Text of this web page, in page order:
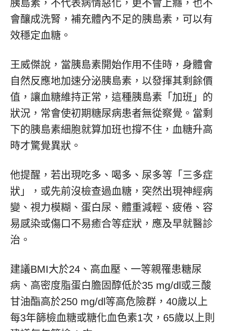
胰島素，不代表病情惡化，更不會上癮，也不
會釀成洗腎，補充體內不足的胰島素，可以有
效穩定血糖。
王威傑說，當胰島素開始作用不佳時，身體會
自然反應地加速分泌胰島素，以發揮其剩餘價
值，讓血糖維持正常，這種胰島素「加班」的
狀況，常會使初期糖尿病患者無從察覺。當剩
下的胰島素細胞就算加班也撐不住，血糖升高
時才驚覺異狀。
他提醒，若出現吃多、喝多、尿多等「三多症
狀」，或先前沒檢查過血糖，突然出現神經病
變、視力模糊、蛋白尿、體重減輕、疲倦、容
易感染或傷口不易癒合等症狀，應及早就醫診
治。
建議BMI大於24、高血壓、一等親罹患糖尿
病、高密度脂蛋白膽固醇低於35 mg/dl或三酸
甘油酯高於250 mg/dl等高危險群，40歲以上
每3年篩檢血糖或糖化血色素1次，65歲以上則